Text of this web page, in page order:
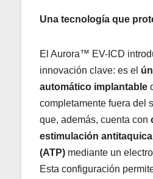
Una tecnología que
El Aurora™ EV-ICD
innovación clave: es el
automático implantable
completamente fuera del
que, además, cuenta con
estimulación
(ATP) mediante un
Esta configuración